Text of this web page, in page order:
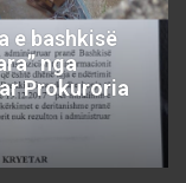
e bashkisë
nga
Prokuroria